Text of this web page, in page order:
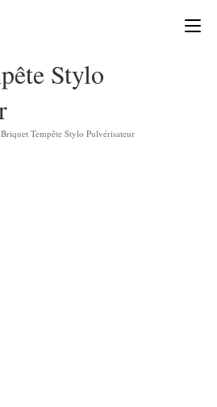
Stylo
Briquet Tempête Stylo Pulvérisateur